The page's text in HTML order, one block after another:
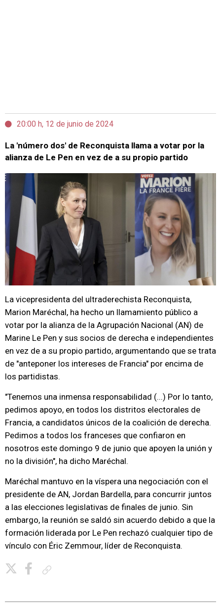
20:00 h, 12 de junio de 2024
La 'número dos' de Reconquista llama a votar por la
alianza de Le Pen en vez de a su propio partido
La vicepresidenta del ultraderechista Reconquista,
Marion Maréchal, ha hecho un llamamiento público a
votar por la alianza de la Agrupación Nacional (AN) de
Marine Le Pen y sus socios de derecha e independientes
en vez de a su propio partido, argumentando que se trata
de "anteponer los intereses de Francia" por encima de
los partidistas.
"Tenemos una inmensa responsabilidad (...) Por lo tanto,
pedimos apoyo, en todos los distritos electorales de
Francia, a candidatos únicos de la coalición de derecha.
Pedimos a todos los franceses que confiaron en
nosotros este domingo 9 de junio que apoyen la unión y
no la división", ha dicho Maréchal.
Maréchal mantuvo en la víspera una negociación con el
presidente de AN, Jordan Bardella, para concurrir juntos
a las elecciones legislativas de finales de junio. Sin
embargo, la reunión se saldó sin acuerdo debido a que la
formación liderada por Le Pen rechazó cualquier tipo de
vínculo con Éric Zemmour, líder de Reconquista.